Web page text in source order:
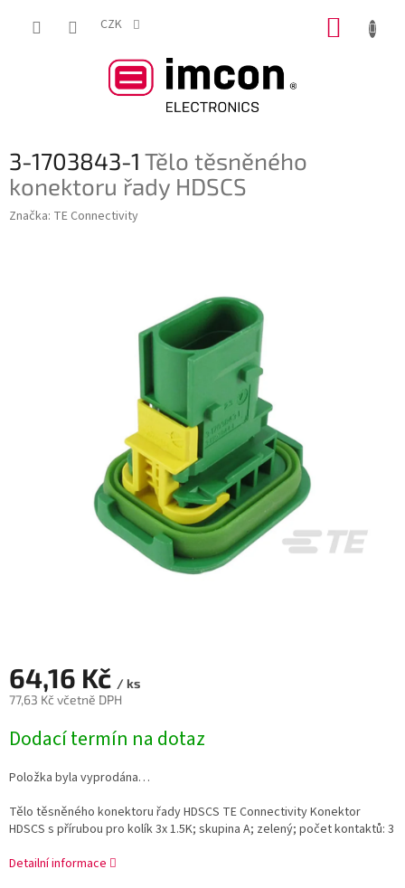
CZK
3-1703843-1 Tělo těsněného
konektoru řady HDSCS
Značka: TE Connectivity
64,16 Kč / ks
77,63 Kč včetně DPH
cena:
Dodací termín na dotaz
Položka byla vyprodána…
Tělo těsněného konektoru řady HDSCS TE Connectivity Konektor
HDSCS s přírubou pro kolík 3x 1.5K; skupina A; zelený; počet kontaktů: 3
Detailní informace